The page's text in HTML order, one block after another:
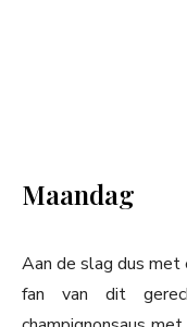
Maandag
Aan de slag dus met
fan van dit